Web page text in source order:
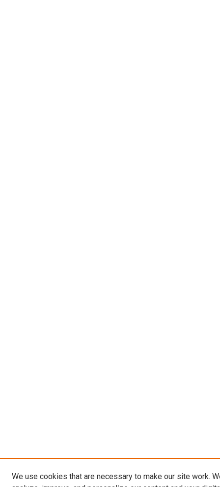
We use cookies that are necessary to make our site work.